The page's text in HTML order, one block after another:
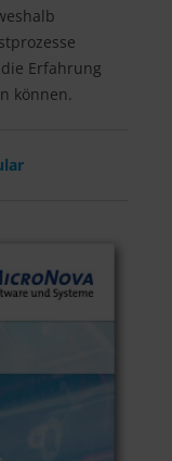
Erfahrung
können.